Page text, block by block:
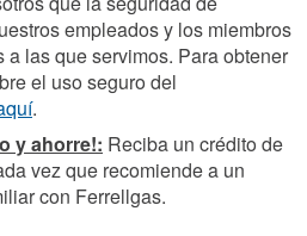
empleados y los miembros
las que servimos. Para obtener
el uso seguro del
.
y ahorre!: Reciba un crédito de
vez que recomiende a un
con Ferrellgas.